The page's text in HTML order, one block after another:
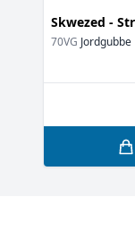
Skwezed -
70VG Jordgubbe